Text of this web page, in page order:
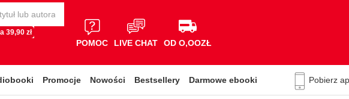
39,90 zł
POMOC LIVE CHAT OD O,OOZŁ
Promocje Nowości Bestsellery Darmowe ebooki Pobierz